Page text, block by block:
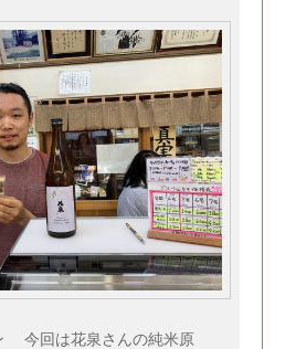
今回は花泉さんの純米原